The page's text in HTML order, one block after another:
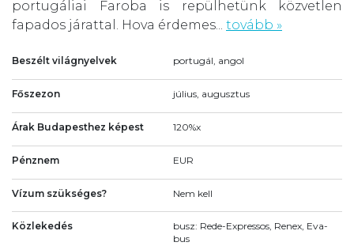
portugáliai Faroba is repülhetünk közvetlen
fapados járattal. Hova érdemes... tovább »
Beszélt világnyelvek portugál, angol
Főszezon július, augusztus
Árak Budapesthez képest 120%x
Pénznem EUR
Vízum szükséges? Nem kell
Közlekedés
busz: Rede-Expressos, Renex, Eva-
bus